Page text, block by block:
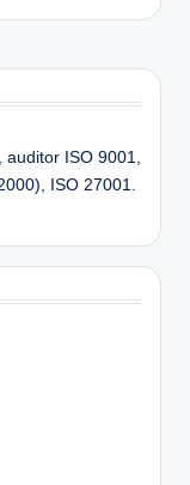
ISO 9001,
ISO 27001.